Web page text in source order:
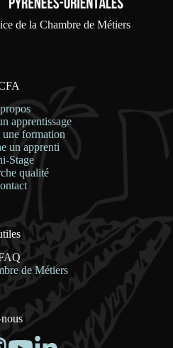
de la Chambre de Métiers
apprentissage
une formation
un apprenti
Stage
qualité
de Métiers